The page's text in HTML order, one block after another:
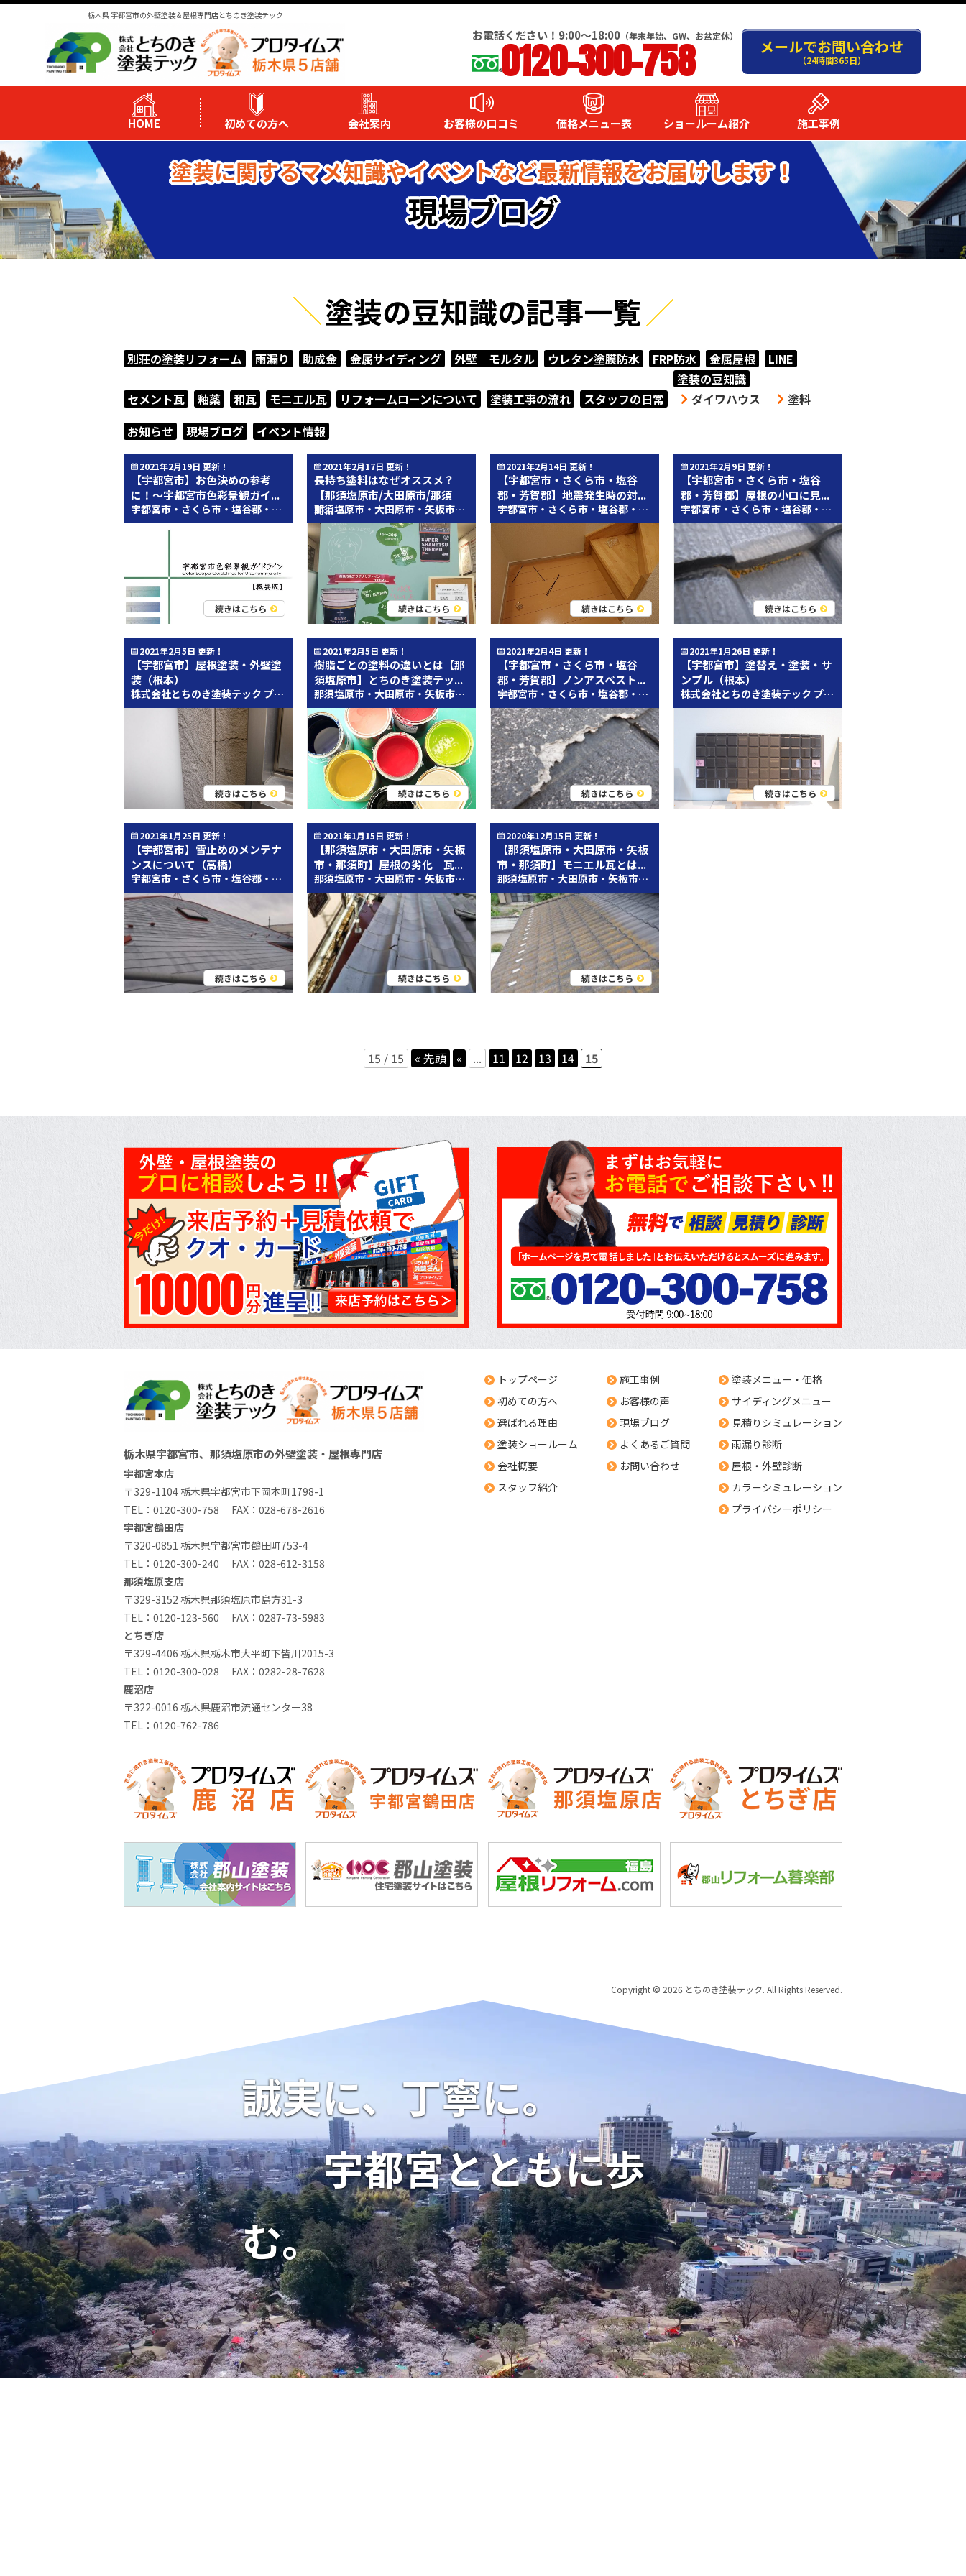
栃木県 宇都宮市の外壁塗装＆屋根専門店とちのき塗装テック
お電話ください！9:00～18:00 （年末年始、GW、お盆定休）
0120-300-758 メールでお問い合わせ
（24時間365日）
HOME 初めての方へ 会社案内 お客様の口コミ 価格メニュー表 ショールーム紹介 施工事例
塗装に関するマメ知識やイベントなど最新情報をお届けします！
現場ブログ
塗装の豆知識の記事一覧
別荘の塗装リフォーム 雨漏り 助成金 金属サイディング 外壁 モルタル ウレタン塗膜防水 FRP防水 金属屋根 LINE
セメント瓦 釉薬 和瓦 モニエル瓦 リフォームローンについて 塗装工事の流れ スタッフの日常
塗装の豆知識
ダイワハウス
塗料
お知らせ
現場ブログ イベント情報
2021年2月19日 更新！
【宇都宮市】お色決めの参考
に！～宇都宮市色彩景観ガイ...
宇都宮市・さくら市・塩谷郡・芳賀郡近辺のみなさん、こんにちは 外壁塗装・屋根塗装専門店のとちのき塗装テックです！ 今回のブログを執筆させていただく宇都宮本店、営業アシ
続きはこちら
2021年2月17日 更新！
長持ち塗料はなぜオススメ？
【那須塩原市/大田原市/那須
町...
那須塩原市・大田原市・矢板市・那須町近辺のみなさん、こんにちは！ 外壁塗装・屋根塗装専門店のとちのき塗装テックです！ 今回のブログを執筆させていただく那須塩原支店の南郷です！ 今日は少し青空も見えますね。 先日新しいスマホにしたのですが、アラームの音があっていないのか、 毎日寝坊気味です。早く激しいアラーム音を探します(笑) さて。 昨日那須塩原店のショールームをほんのちょっぴりリニューアルしました。 ほんのちょっぴり。 とちのき塗装テック/プロタイムズ那須塩原店のおすすめ塗料のご紹介コーナーを作成しました(＾＾) 屋根材にはスーパーシャネツサーモF 外壁材には超低汚染プラチナリファイン2000MF をおすすめしております。 どちらも耐久年数20年！ 長持ち塗料です♪ 長持ち塗料がオススメ？ やはり塗装会社としては、10年くらいの耐久年数の塗料をご提案して、また10年後に塗装してもらいたい。 なんて気持ちもあったりします。 でも今は塗料の開発も進んでいて、20年持つ塗料、20年以上持つ塗料だって存在します。 耐久年数が長いと、お客様にとっては大きなメリットがありますよね。 コストパフォーマンスです。 お客様にとってメリットのあることは、私たちも積極的に提案しなければならない、と思っています。 コストパフォーマンスとは たとえば、耐久年数10年で屋根塗装・外壁塗装合わせて150万円の工事だったとします。 これが耐久年数20年の場合、200万円くらいになるわけです。 単純計算でいくと、20年の間に、 耐久年数10年の工事を2回行う→300万円 耐久年数20年の工事を1回行う→200万円 こんなに差が出てしまいます。 ※実際のお住まいの大きさや劣化具合等で差額は様々です。 なんでこんなに大きな差が出るの？ 塗装工事の内訳について考えてみると一目瞭然です。 塗装工事は、 職人さんの施工費、塗料代、足場代、補修代 大きく分けるとこの4つです。 塗料の耐久年数を延ばすためには、塗料代が高くなりますが、 施工費や足場代は大きく変わりません。 しかし1回の工事を行うのに、施工費や足場代は必ずかかってきます。 つまり、塗装工事を行うごとに、施工費や足場代といった余計な出費が重なってしまいます。 長持ちする塗料を使えば、この余計な出費を抑えることができます。 本当に20年持つの？ この20年という耐久年数はどこからきているのでしょうか。 私たちが勝手に言っているわけではありません。 JIS規格で定める、促進耐候性試験(キセノンランプ式)による結果です。 キセノンランプで照射を行い、光沢保持率が80％以下になる時間を試験するものです。 各メーカーの塗料も、それぞれこういった試験を行い、耐久年数の目安としています。 ※試験環境下における実測値なので、下地の状態や気象条件、立地条件等により耐久年数は左右されます。 オススメ塗料のご紹介 屋根『スーパーシャネツサーモF』 耐久年数16年～20年 遮熱効果がスゴイ！ 表面温度15.7度の差！ ラジカル制御型 詳しくはコチラ↓↓ https://youtu.be/AjcgZTyCDEc 外壁『超低汚染プラチナリファイン2000MF』 耐久年数21年～26年 驚異の「超」低汚染性！ ラジカル制御型 HALS配合 詳しくはコチラ↓↓ https://youtu.be/BZ_E5_kdKqk 終わりに とちのき塗装テックでは、皆様のお住まいにあった塗料の選定はもちろん、 皆様のライフプランにあわせたご提案を行います。 屋根塗装・外壁塗装でどれくらい長持ちさせたいのか、そうしたお話もご相談ください(＾＾) ***** 執筆担当：南郷極花 プロフィール(山登りのお話)はコチラから(＾＾) ***** おすすめ動画はコチラ↓↓ https://youtu.be/nqpJYOevJvU ***** とちのき塗装テックは外壁塗装・屋根塗装・雨漏り対策専門店です。 とちのき塗装テックは創業92年のＫＰＣグループ（郡山塗装）です。 屋根塗装・外壁塗装をお考えの際はとちのき塗装テックにお気軽にご相談ください！ お問い合わせはコチラ 屋根塗装や外壁塗装の他にも雨漏り対策・シーリング工事・屋根改修・外壁改修・ベランダ防水・屋上防水・各種リフォーム工事・玄関ドア交換など、お住まいのことならなんでもお任せください！ 【とちのき塗装テック那須塩原支店（プロタイムズ那須塩原店）】 住所：栃木県那須塩原市島方31-3 電話番号：0120-123-560 年中無休（年末年始・GW・お盆は除く） 営業時間 9：00~18：00 お気軽にお電話ください！ 屋根塗装・外壁塗装のプランはコチラ↓↓ 外壁塗装・屋根塗装メニュー 価格のご参考にしていただければ幸いです(^^) 那須塩原市・大田原市・那須町・大田原市周辺の施工事例はコチラ↓↓ とちのき塗装テックの施工事例 色やプランのご参考にどうぞご覧ください！ YouTubeはじめました！ YouTubeにて屋根塗装・外壁塗装に関する情報を配信しています！ チャンネル登録よろしくお願いします(^^) とちのき塗装チャンネル・プロタイムズ那須塩原店の動画はコチラ LINEでの相談もお待ちしております！ 来店や電話での相談はハードルが高い(>_<) そんなときは是非LINEでご相談ください！ LINEのID検索にて「@395jrbvp」を入力！！お友達登録よろしくお願いします！ とちのき塗装テック那須塩原支店（プロタイムズ那須塩原店）のホームページも是非ご覧ください！ プロタイムズ那須塩原店HPはコチラ！ 創業92年のKPCグループ 株式会社郡山塗装のホームページはコチラ！
続きはこちら
2021年2月14日 更新！
【宇都宮市・さくら市・塩谷
郡・芳賀郡】地震発生時の対...
宇都宮市・さくら市・塩谷郡・芳賀郡近辺のみなさん、こんにちは 外壁塗装・屋根塗装専門店のと
続きはこちら
2021年2月9日 更新！
【宇都宮市・さくら市・塩谷
郡・芳賀郡】屋根の小口に見...
宇都宮市・さくら市・塩谷郡・芳賀郡近辺のみなさん、こんにちは
続きはこちら
2021年2月5日 更新！
【宇都宮市】屋根塗装・外壁塗
装（根本）
株式会社とちのき塗装テック プロタイムズ宇都宮店「スタッフブログ」 をご覧頂きありがとうございます。㈱とちのき塗装テックの根本です。 プロタイムズ宇都宮店もオープンして1か月が経ちました。 オープンイベントで屋根塗装、外壁塗装のご相談を承り お申込みを頂いたお客様の工事がいよいよスタートします！！ 現在は さくら市、次いで宇都宮市の御幸ヶ原町、宝木町などなど 屋根塗装・外壁塗装で重要なのは やはり下地の処理ですね。 これから上戸祭町で屋根外壁の塗替え工事をさせて頂くお客様の外壁材は窯業系サイディングボードです。 窯業系サイディングボードの経年劣化の特徴は、 ・チョーキングの発生（白い粉のような汚れ） ・ボードの反り ・ボードのひび割れ ・外壁目地部分のリーリングの劣化 などなど 上の写真はボードのひび割れの写真です。 このように つい見過ごしてしまいそうな部分にひび割れが・・ シーリングの劣化も見られました。 この写真は２階と１階の中間のある帯になっている部分です。 下から見上げても なかなか確認できない場所です。 外壁材と中間帯の間にシーリング材が施工されていますが その間に亀裂が見られます。 塗装工事の前の下地処理や補修作業をしっかりと行う事が とても大事です。 では また次回まで 「外壁改修・屋上防水・雨漏り対策」ならぜひ、とちのき塗装テックにお任せください！！ お住まいのお困りごとがございましたら、何でもお気軽にご相談ください。外壁塗装・屋根塗装はもちろん、各所補修・屋上防水まで、何でもお問い合わせ下さい。お問い合わせはコチラ↓↓からお願い致します！ https://protimes-utsunomiya.com/contact/ また、とちのき塗装テックは、一般住宅はもちろん大型建造物改修・鋼構造物塗装、屋上防水・防食工事・交通安全施設設備工事も承っております。 栃木県で外壁塗装、外壁ﾘﾌｫｰﾑでお困りの方はコチラ↓↓からどうぞ。 https://protimes-utsunomiya.com/ とちのき塗装テック｜宇都宮市、さくら市、塩谷郡、芳賀郡の外壁塗装＆屋根リフォーム&サイディング&雨もり防水専門店郡山塗装、適正価格で評判の見積もりを実現いたします。 新型コロナウィルスが蔓延している渦中には外出を控えたい．．．。そんな時は！！ ご自宅に居ながら専門家に相談が可能なプロタイムズ宇都宮店公式LINEアカウントへ！！
続きはこちら
2021年2月5日 更新！
樹脂ごとの塗料の違いとは【那
須塩原市】とちのき塗装テッ...
那須塩原市・大田原市・矢板市・那須町近辺のみなさん、こんにちは！ 外壁塗装・屋根塗装専門店のとちのき塗装テックです！ 今回のブログを執筆させていただく那須塩原支店の南郷です！ さて、本日は塗料の種類についてお話させてください。 今回は樹脂ごとの特徴について。 皆様が屋根塗装や外壁塗装のお見積りを取る際に、よく耳にするのがウレタン、シリコン、フッ素といった樹脂だと思います。 実際はこれ以外にも様々な樹脂の塗料が存在しますが、現在の住宅ではこうした塗料が主流になっています。 単純な耐久年数で比較しますと、 ウレタン＜シリコン＜フッ素の順に耐久年数が長くなります。それに伴い、価格も高くなります。 ウレタン樹脂塗料 柔軟性があり、密着性もいいため、いろんな場所に塗装することができます。 また、前述したとおり価格も安価なため、屋根塗装・外壁塗装にはお手頃な価格になります。 しかし、耐久年数は5～7年ほどしかなく、また柔らかい樹脂のため、ほかの樹脂に比べ汚れが付きやすい樹脂です。 短いスパンでの塗装メンテナンスが必要になります。 シリコン樹脂塗料 現在の屋根塗装・外壁塗装の主流になりつつある塗料です。耐久年数は10年前後で、価格と耐久年数のバランスがよい樹脂です。 お見積りを取る際に気を付けなければならないのは、シリコン塗料は「アクリルシリコン樹脂」の略称で、 シリコン樹脂が少しでも塗料の中に含まれている場合、「アクリルシリコン樹脂」とすることができます。 したがって、同じシリコン塗料でも、著しく耐久年数が低いものもあれば、高いものもあります。 お見積書に、どのメーカーのなんという塗料を使うのかを明記してもらうことをオススメいたします。 フッ素樹脂塗料 歯の治療等にも使われることからわかるように、ウレタン・シリコン樹脂に比べ、非常に硬い塗膜を形成します。 ひび割れ等には弱いですが、汚れにくさではウレタン・シリコンに勝ります。 一方で耐候性は非常に高く、スカイツリー等の、なかなかメンテナンスできないような建物にも使用されています。 15年以上もつ樹脂です。もちろんその分、価格はかさみますが……。 また、フッ素樹脂塗料にも、柔軟性をもたせた弾性塗料も存在しますので、一概にひび割れに弱い塗料とも言えません。 塗り替えは極力少なくしたい、そうした方にオススメな塗料です。 こうした、ウレタン、シリコン、フッ素といった樹脂塗料に、最近では機能性を持たせた塗料も多く存在します。 ラジカル制御機能や超低汚染性、遮熱性、防カビ防藻性……。 機能性を持たせてあげることで、塗膜の状態を維持することができ、耐久年数を長くしています。 塗料の機能性については、またの機会にお話しさせてください。 プロタイムズ那須塩原店では、ご提案する塗料についても、お見積提出時に一つ一つご説明しております。 きちんと納得したうえで屋根塗装・外壁塗装をしたい、という皆様、ぜひとちのき塗装テック/プロタイムズ那須塩原店へご相談ください！ スタッフ紹介：山登りのお話はコチラから(＾＾) *** とちのき塗装テックは外壁塗装・屋根塗装・雨漏り対策専門店です。 とちのき塗装テックは創業92年のＫＰＣグループ（郡山塗装）です。 屋根塗装・外壁塗装をお考えの際はとちのき塗装テックにお気軽にご相談ください！ お問い合わせはコチラ 屋根塗装や外壁塗装の他にも雨漏り対策・シーリング工事・屋根改修・外壁改修・ベランダ防水・屋上防水・各種リフォーム工事・玄関ドア交換など、お住まいのことならなんでもお任せください！ 【とちのき塗装テック那須塩原支店（プロタイムズ那須塩原店）】 住所：栃木県那須塩原市島方31-3 電話番号：0120-123-560 年中無休（年末年始・GW・お盆は除く） 営業時間 9：00~18：00 お気軽にお電話ください！ 屋根塗装・外壁塗装のプランはコチラ↓↓ 外壁塗装・屋根塗装メニュー 価格のご参考にしていただければ幸いです(^^) 那須塩原市・大田原市・那須町・大田原市周辺の施工事例はコチラ↓↓ とちのき塗装テックの施工事例 色やプランのご参考にどうぞご覧ください！ YouTubeはじめました！ YouTubeにて屋根塗装・外壁塗装に関する情報を配信しています！ チャンネル登録よろしくお願いします(^^) とちのき塗装チャンネル・プロタイムズ那須塩原店の動画はコチラ LINEでの相談もお待ちしております！ 来店や電話での相談はハードルが高い(>_<) そんなときは是非LINEでご相談ください！ LINEのID検索にて「@395jrbvp」を入力！！お友達登録よろしくお願いします！ とちのき塗装テック那須塩原支店（プロタイムズ那須塩原店）のホームページも是非ご覧ください！ プロタイムズ那須塩原店HPはコチラ！ 創業92年のKPCグループ 株式会社郡山塗装のホームページはコチラ！
続きはこちら
2021年2月4日 更新！
【宇都宮市・さくら市・塩谷
郡・芳賀郡】ノンアスベスト...
宇都宮市・さくら市・塩谷郡・芳賀郡近辺のみなさん、こんにちは 外壁塗装・屋根塗装専門店のと
続きはこちら
2021年1月26日 更新！
【宇都宮市】塗替え・塗装・サ
ンプル（根本）
株式会社とちのき塗装テック プロタイムズ宇都宮店「スタッフブログ」 をご覧頂きありがとうございます。㈱とちのき塗装テックの根本です。 今日の写真はチョコレート？？ではありません。 塗料の艶感を分かり易く 私が作成したサンプルです。 ３分艶の塗料を実際に塗装しました。 最近は耐久性の良い１０年保証があります。 耐久年数でいえば２０年、２５年など性能の良い塗料も多くなってます。 耐久年数も大事な要素ですが、それぞれのお家に合った色や 艶感も大事になります。 この写真はプロタイムズ宇都宮店にあるお家の模型の 塗料の艶あり・３分艶コーナーです。 実際に塗装をした壁で違いを確認して頂いております。 今回は、これから宇都宮市で塗装をされるお客様のために・・ 塗装後の艶の確認サンプルというより・・ 大きなチョコレートのようです。 こんな感じでカタログコーナーに置いてみました。 この塗装のサンプルは中央が現在の外壁材で 左右はそれぞれ違う色の３分艶塗装です。 最近は塗替えの際 色の選定はもちろんですが、 仕上がりの艶を慎重にお考えのお客様が多くなっているように感じます。 プロタイムズ宇都宮店では、これから塗替えをお考えの方に とてもお役に立つサンプルを多数ご用意しております。 ご要望があれば 私が心を込めてお作り致します！！ では また次回まで 「外壁改修・屋上防水・雨漏り対策」ならぜひ、とちのき塗装テックにお任せください！！ お住まいのお困りごとがございましたら、何でもお気軽にご相談ください。外壁塗装・屋根塗装はもちろん、各所補修・屋上防水まで、何でもお問い合わせ下さい。お問い合わせはコチラ↓↓からお願い致します！ https://protimes-utsunomiya.com/contact/ また、とちのき塗装テックは、一般住宅はもちろん大型建造物改修・鋼構造物塗装、屋上防水・防食工事・交通安全施設設備工事も承っております。 栃木県で外壁塗装、外壁ﾘﾌｫｰﾑでお困りの方はコチラ↓↓からどうぞ。 https://protimes-utsunomiya.com/ とちのき塗装テック｜宇都宮市、さくら市、塩谷郡、芳賀郡の外壁塗装＆屋根リフォーム&サイディング&雨もり防水専門店郡山塗装、適正価格で評判の見積もりを実現いたします。 新型コロナウィルスが蔓延している渦中には外出を控えたい．．．。そんな時は！！ ご自宅に居ながら専門家に相談が可能なプロタイムズ宇都宮店公式LINEアカウントへ！！
続きはこちら
2021年1月25日 更新！
【宇都宮市】雪止めのメンテナ
ンスについて（高橋）
宇都宮市・さくら市・塩谷郡・芳賀郡近辺のみなさん、こんにちは 外壁塗装・屋根塗装専門店のとちのき塗装テックです！ 今回のブログを執筆させていただく宇都宮本店の高橋です
続きはこちら
2021年1月15日 更新！
【那須塩原市・大田原市・矢板
市・那須町】屋根の劣化 瓦...
那須塩原市・大田原市・矢板市・那須町近辺のみなさん、こんにちは！ 外壁塗装・屋根塗装専門店のとちのき塗装テックです！ 今回のブログを執筆させていただく㈱とちのき塗装テック（プロタイムズ那須塩原店）の遠藤です！ 今回は和瓦（釉薬瓦）についてですよー。 現在も多くのお家の屋根に釉薬瓦（和瓦）が使用されていますね。 釉薬瓦（和瓦）は粘土を固めて作られた瓦の表面に釉薬（ガラスの粉のようなもの）をかけて仕上げた瓦です。 重厚感があり、耐久性も高く塗装の必要もないので非常に優れた屋根材です。 欠点としてはスレート瓦や金属屋根と比べ非常に重量がある為、建物不可が掛かることです。 また、割れた場合は漏水（雨漏り）しないように早急に交換する必要があります。 このように瓦が割れていたら交換しましょう。 外壁塗装工事が終わり、足場の解体中に瓦の割れを発見しました！ 割れた部分をよく見ると少し黒ずみ（汚れやカビ等）があった為、今回の工事中に割れたのではなく以前からすでに割れていたものです。 この割れた部分を見てみると..... 瓦を止める釘が錆びていました。 普通は錆びないようにステンレスの釘を使って留めるのですが、 昔、鉄くぎを使用している職人さんも多く、この場合鉄くぎが錆びて釘が膨張し瓦に負荷が掛かって割れてしまうということがよくあります。 足で踏んだから割れたわけではないんです！ このように瓦が割れる原因はいくつかありますので、 原因が突き止められれば対処方が見つかります。 雨漏りする前に定期的に屋根外壁の診断調査を行い、トラブルを回避しましょう！ とちのき塗装テックは外壁塗装・屋根塗装・雨漏り対策専門店です。 とちのき塗装テックは創業92年のＫＰＣグループ（郡山塗装）です。 屋根塗装・外壁塗装をお考えの際はとちのき塗装テックにお気軽にご相談ください！ お問い合わせはコチラ 屋根塗装や外壁塗装の他にも雨漏り対策・シーリング工事・屋根改修・外壁改修・ベランダ防水・屋上防水・各種リフォーム工事・玄関ドア交換など、お住まいのことならなんでもお任せください！ 【とちのき塗装テック那須塩原支店（プロタイムズ那須塩原店）】 住所：栃木県那須塩原市島方31-3 電話番号：0120-123-560 年中無休（年末年始・GW・お盆は除く） 営業時間 9：00~18：00 お気軽にお電話ください！ 屋根塗装・外壁塗装のプランはコチラ↓↓ 外壁塗装・屋根塗装メニュー 価格のご参考にしていただければ幸いです！ 那須塩原市・大田原市・那須町・大田原市周辺の施工事例はコチラ↓↓ とちのき塗装テックの施工事例 色やプランのご参考にどうぞご覧ください！ インスタグラムでも施工事例やスタッフの日常を公開中です！ YouTubeはじめました！ YouTubeにて屋根塗装・外壁塗装に関する情報を配信しています！ チャンネル登録よろしくお願いします！ とちのき塗装チャンネル・プロタイムズ那須塩原店の動画はコチラ LINEでの相談もお待ちしております！ 来店や電話での相談はハードルが高い！ そんなときは是非LINEでご相談ください！ LINEのID検索にて「@395jrbvp」を入力！！お友達登録よろしくお願いします！ とちのき塗装テック那須塩原支店（プロタイムズ那須塩原店）のホームページも是非ご覧ください！ プロタイムズ那須塩原店HPはコチラ！ 創業92年のKPCグループ 株式会社郡山塗装のホームページはコチラ！
続きはこちら
2020年12月15日 更新！
【那須塩原市・大田原市・矢板
市・那須町】モニエル瓦とは...
那須塩原市・大田原市・矢板市・那須町近辺のみなさん、こんにちは！ 外壁塗装・屋根塗装専門店のとちのき塗装テックです！ 今回のブログを執筆させていただく那須塩原支店の田子です！ 本日はモニエル瓦の塗装についてお話しさせていただきます。 みな様はモニエル瓦という瓦をご存じですか？ こちらがモニエル瓦の写真です。 モニエル瓦は、セメントと川砂を混ぜ合わせて作られる瓦です。 「乾式コンクリート瓦」といわれる、ヨーロッパ発祥のセメント瓦の一種です。 この瓦にはほかの瓦とは違い、表面にスラリー層というセメントの粉が薄く吹き付けてあります。 このスラリー層の上から塗装をしてしまうと塗膜がはがれやすくなってしまうため、塗装をする前に温水洗浄を行ってスラリー層を取り除いたり、専用の下塗り材を使用する必要があります。 このモニエル瓦はセメント瓦に似ているため、間違ってスラリー層の除去を行はないまま塗装をしないように見分けることが大切です。 ↑モニエル瓦 ↑セメント瓦 モニエル瓦とセメント瓦を見分けるポイントは小口です。 上の写真のモニエル瓦は表面がデコボコしていますが、下のセメント瓦は表面が平らになっています。 しっかりと見分け、モニエル瓦の場合はスラリー層の除去を行ってか塗装を行うことが重要です。 屋根塗装・外壁塗装をお考えの際はお気軽にお問い合わせください。 とちのき塗装テックは外壁塗装・屋根塗装・雨漏り対策専門店です。 とちのき塗装テックは創業92年のＫＰＣグループ（郡山塗装）です。 屋根塗装・外壁塗装をお考えの際はとちのき塗装テックにお気軽にご相談ください！ お問い合わせはコチラ 屋根塗装や外壁塗装の他にも雨漏り対策・シーリング工事・屋根改修・外壁改修・ベランダ防水・屋上防水・各種リフォーム工事・玄関ドア交換など、お住まいのことならなんでもお任せください！ 【とちのき塗装テック那須塩原支店（プロタイムズ那須塩原店）】 住所：栃木県那須塩原市島方31-3 電話番号：0120-123-560 年中無休（年末年始・GW・お盆は除く） 営業時間 9：00~18：00 お気軽にお電話ください！ 屋根塗装・外壁塗装のプランはコチラ↓↓ 外壁塗装・屋根塗装メニュー 価格のご参考にしていただければ幸いです(^^) 那須塩原市・大田原市・那須町・大田原市周辺の施工事例はコチラ↓↓ とちのき塗装テックの施工事例 色やプランのご参考にどうぞご覧ください！ YouTubeはじめました！ YouTubeにて屋根塗装・外壁塗装に関する情報を配信しています！ チャンネル登録よろしくお願いします(^^) とちのき塗装チャンネル・プロタイムズ那須塩原店の動画はコチラ LINEでの相談もお待ちしております！ 来店や電話での相談はハードルが高い(>_<) そんなときは是非LINEでご相談ください！ LINEのID検索にて「@395jrbvp」を入力！！お友達登録よろしくお願いします！ とちのき塗装テック那須塩原支店（プロタイムズ那須塩原店）のホームページも是非ご覧ください！ プロタイムズ那須塩原店HPはコチラ！ 創業92年のKPCグループ 株式会社郡山塗装のホームページはコチラ！
続きはこちら
15 / 15 « 先頭 « ... 11 12 13 14 15
栃木県宇都宮市、那須塩原市の外壁塗装・屋根専門店
宇都宮本店
〒329-1104 栃木県宇都宮市下岡本町1798-1
TEL： 0120-300-758 FAX：028-678-2616
宇都宮鶴田店
〒320-0851 栃木県宇都宮市鶴田町753-4
TEL： 0120-300-240 FAX：028-612-3158
那須塩原支店
〒329-3152 栃木県那須塩原市島方31-3
TEL： 0120-123-560 FAX：0287-73-5983
とちぎ店
〒329-4406 栃木県栃木市大平町下皆川2015-3
TEL： 0120-300-028 FAX：0282-28-7628
鹿沼店
〒322-0016 栃木県鹿沼市流通センター38
TEL： 0120-762-786
トップページ
初めての方へ
選ばれる理由
塗装ショールーム
会社概要
スタッフ紹介
施工事例
お客様の声
現場ブログ
よくあるご質問
お問い合わせ
塗装メニュー・価格
サイディングメニュー
見積りシミュレーション
雨漏り診断
屋根・外壁診断
カラーシミュレーション
プライバシーポリシー
Copyright © 2026 とちのき塗装テック. All Rights Reserved.
誠実に、丁寧に。
宇都宮とともに歩
む。